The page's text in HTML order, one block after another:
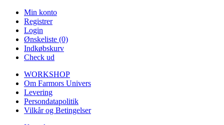
Min konto
Registrer
Login
Ønskeliste (0)
Indkøbskurv
Check ud
WORKSHOP
Om Farmors Univers
Levering
Persondatapolitik
Vilkår og Betingelser